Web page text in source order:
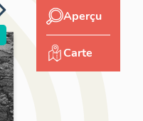
Aperçu
Carte